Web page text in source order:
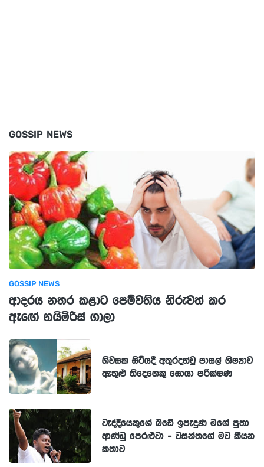
GOSSIP NEWS
GOSSIP NEWS
ආදරය නතර කළාට පෙම්වතිය නිරුවත් කර
ඇඟේ නයිමිරිස් ගාලා
නිවසක සිටියදී අතුරදන්වූ පාසල් ශිෂ්‍යාව
ඇතුළු තිදෙනෙකු සොයා පරික්ෂණ
වැද්දියෙකුගේ බඩේ ඉපැදුණ මගේ පුතා
ආණ්ඩු පෙරළුවා - වසන්තගේ මව කියන
කතාව